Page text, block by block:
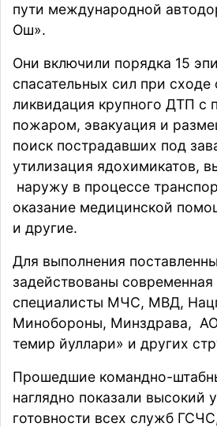
пути международной
Ош».
Они включили порядка 15
спасательных сил при
ликвидация крупного ДТП с
пожаром, эвакуация и
поиск пострадавших под
утилизация ядохимикатов,
наружу в процессе
оказание медицинской
и другие.
Для выполнения
задействованы современная
специалисты МЧС, МВД,
Минобороны, Минздрава, АО
темир йуллари» и других
Прошедшие командно-
наглядно показали высокий
готовности всех служб